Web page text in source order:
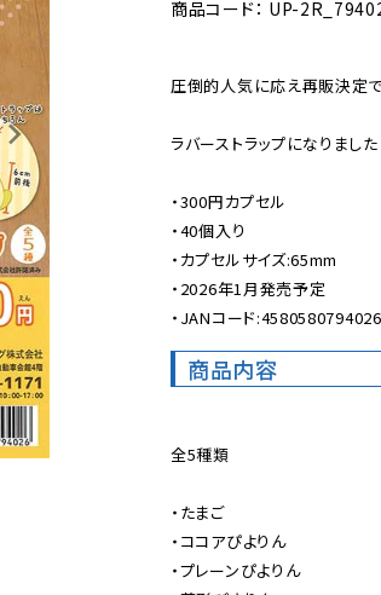
商品コード： UP-
圧倒的人気に応え再販決定で
ラバーストラップになりまし
・300円カプセル
・40個入り
・カプセルサイズ:65mm
・2026年1月発売予定
・JANコード:4580580794026
商品内容
全5種類
・たまご
・ココアぴよりん
・プレーンぴよりん